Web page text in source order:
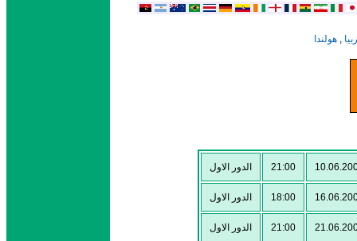
, هولندا
الدور الاول 21:00
الدور الاول 18:00
الدور الاول 21:00